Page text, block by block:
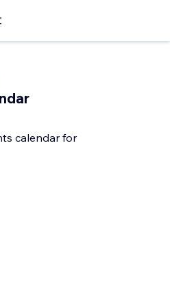
calendar for